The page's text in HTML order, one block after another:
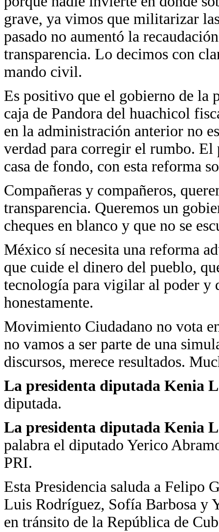
grave, ya vimos que militarizar
pasado no aumentó la
transparencia. Lo decimos con
mando civil.
Es positivo que el gobierno de la
caja de Pandora del huachicol
en la administración anterior no
verdad para corregir el rumbo.
casa de fondo, con esta reforma
Compañeras y compañeros,
transparencia. Queremos un
cheques en blanco y que no se
México sí necesita una reforma
que cuide el dinero del pueblo,
tecnología para vigilar al poder y
honestamente.
Movimiento Ciudadano no vota
no vamos a ser parte de una
discursos, merece resultados.
La presidenta diputada Kenia
diputada.
La presidenta diputada Kenia
palabra el diputado Yerico
PRI.
Esta Presidencia saluda a Felipo
Luis Rodríguez, Sofía Barbosa y
en tránsito de la República de